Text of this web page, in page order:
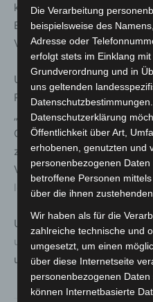
kommen. Der
Brand und sorgt auch nicht
Verhalten im Brandfall“, so
Umfangreiche
Rauchwarnmelder gibt es
„Rauchmelder retten
Gründungsmitgliedern der
zählt. Hier gibt es auch
Verhalten im Brandfall:
lebensretter.de/verhalten-
Unter https://
uf/
stellt der Deutsche
und Hintergründe zum
Die Verarbeitung
beispielsweise des
Adresse oder
erfolgt stets im Einklang
Grundverordnung und in
uns geltenden
Datenschutzerklärung
Öffentlichkeit über Art,
erhobenen, genutzten und
personenbezogenen
betroffene Personen
über die ihnen
Wir haben als für die
zahlreiche technische und
umgesetzt, um einen
über diese Internetseite
personenbezogenen
können Internetbasierte